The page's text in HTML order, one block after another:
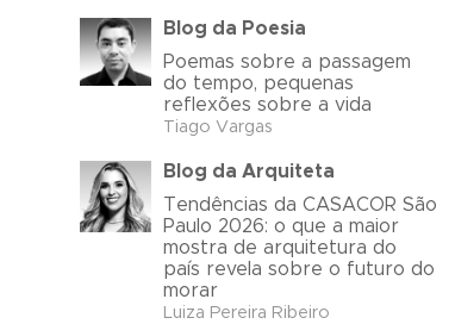
Blog da Poesia
Poemas sobre a passagem
do tempo, pequenas
reflexões sobre a vida
Tiago Vargas
Blog da Arquiteta
Tendências da CASACOR São
Paulo 2026: o que a maior
mostra de arquitetura do
país revela sobre o futuro do
morar
Luiza Pereira Ribeiro